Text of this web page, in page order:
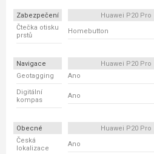
Zabezpečení Huawei P20 Pro
Čtečka otisku
prstů
Homebutton
Navigace Huawei P20 Pro
Geotagging
Ano
Digitální
kompas
Ano
Obecné Huawei P20 Pro
Česká
lokalizace
Ano